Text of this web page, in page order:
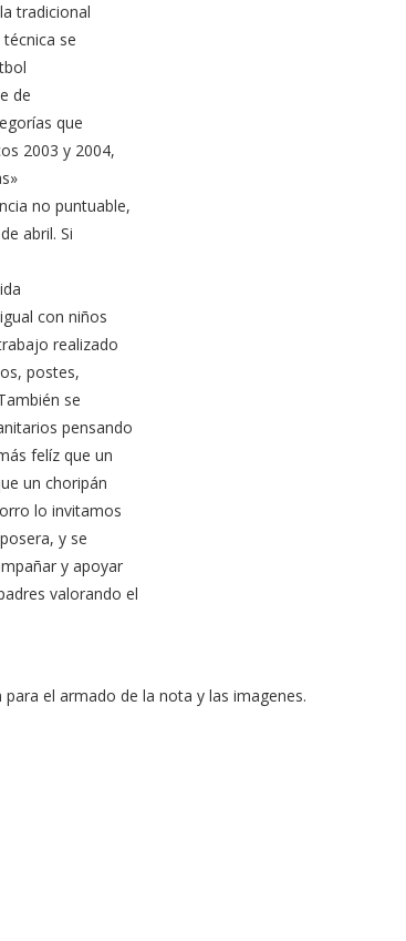
tradicional
se
de
que
2003 y 2004,
no puntuable,
abril. Si
con niños
realizado
postes,
se
pensando
felíz que un
un choripán
lo invitamos
y se
y apoyar
valorando el
el armado de la nota y las imagenes.